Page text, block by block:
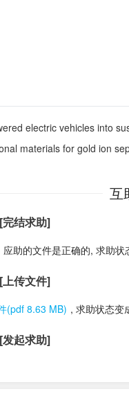
electric vehicles into
materials for gold ion
互
结求助]
应助的文件是正确的, 求助状
传文件]
(pdf 8.63 MB) , 求助状态变
起求助]